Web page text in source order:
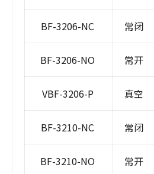
BF-3206-NC 常闭
BF-3206-NO 常开
VBF-3206-P 真空
BF-3210-NC 常闭
BF-3210-NO 常开